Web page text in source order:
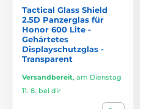
Tactical Glass Shield
2.5D Panzerglas für
Honor 600 Lite -
Gehärtetes
Displayschutzglas -
Transparent
Versandbereit, am Dienstag
11. 8. bei dir